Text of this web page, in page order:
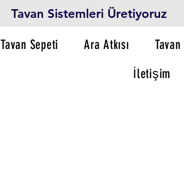
Tavan Sistemleri Üretiyoruz
Tavan Sepeti Ara Atkısı
İletişim